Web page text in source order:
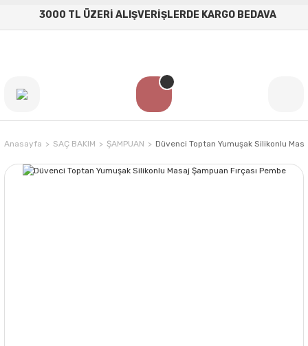
3000 TL ÜZERİ ALIŞVERİŞLERDE KARGO BEDAVA
Anasayfa SAÇ BAKIM ŞAMPUAN Düvenci Toptan Yumuşak Silikonlu